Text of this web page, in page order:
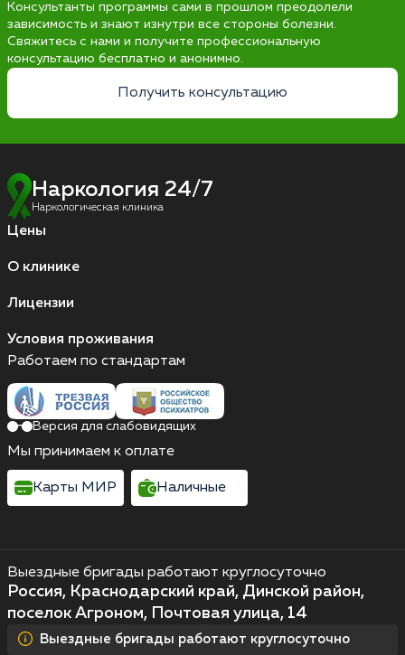
Консультанты программы сами в прошлом преодолели
зависимость и знают изнутри все стороны болезни.
Свяжитесь с нами и получите профессиональную
консультацию бесплатно и анонимно.
Получить консультацию
Наркология 24/7
Наркологическая клиника
Цены
О клинике
Лицензии
Условия проживания
Выездные бригады работают круглосуточно
Россия, Краснодарский край, Динской район,
поселок Агроном, Почтовая улица, 14
Выездные бригады работают круглосуточно
Работаем по стандартам
Версия для слабовидящих
Мы принимаем к оплате
Карты МИР Наличные